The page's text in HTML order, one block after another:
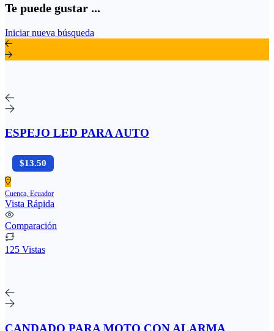
Te puede gustar ...
Iniciar nueva búsqueda
ESPEJO LED PARA AUTO
$13.50
Cuenca, Ecuador
Vista Rápida
Comparación
125 Vistas
CANDADO PARA MOTO CON ALARMA